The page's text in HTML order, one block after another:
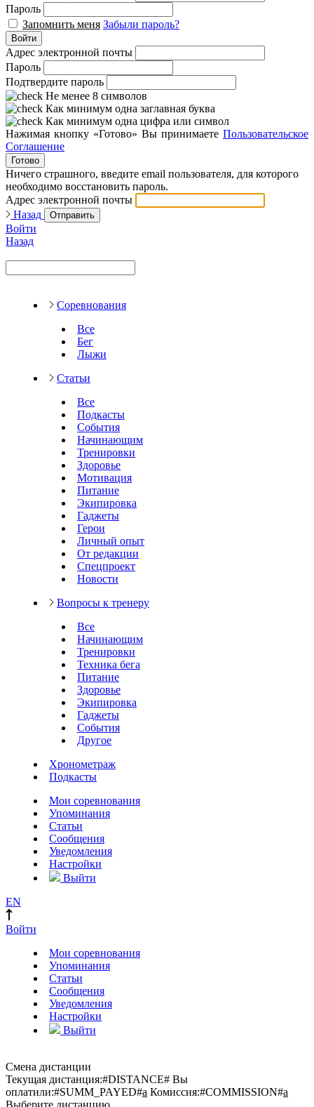
Пароль
Запомнить меня Забыли пароль?
Войти
Адрес электронной почты
Пароль
Подтвердите пароль
Не менее 8 символов
Как минимум одна заглавная буква
Как минимум одна цифра или символ
Нажимая кнопку «Готово» Вы принимаете Пользовательское
Соглашение
Готово
Ничего страшного, введите email пользователя, для которого
необходимо восстановить пароль.
Адрес электронной почты
Назад
Отправить
Войти
Назад
Соревнования
Все
Бег
Лыжи
Статьи
Все
Подкасты
События
Начинающим
Тренировки
Здоровье
Мотивация
Питание
Экипировка
Гаджеты
Герои
Личный опыт
От редакции
Спецпроект
Новости
Вопросы к тренеру
Все
Начинающим
Тренировки
Техника бега
Питание
Здоровье
Экипировка
Гаджеты
События
Другое
Хронометраж
Подкасты
Мои соревнования
Упоминания
Статьи
Сообщения
Уведомления
Настройки
Выйти
EN
Войти
Мои соревнования
Упоминания
Статьи
Сообщения
Уведомления
Настройки
Выйти
Смена дистанции
Текущая дистанция:#DISTANCE# Вы
оплатили:#SUMM_PAYED#a Комиссия:#COMMISSION#a
Выберите дистанцию